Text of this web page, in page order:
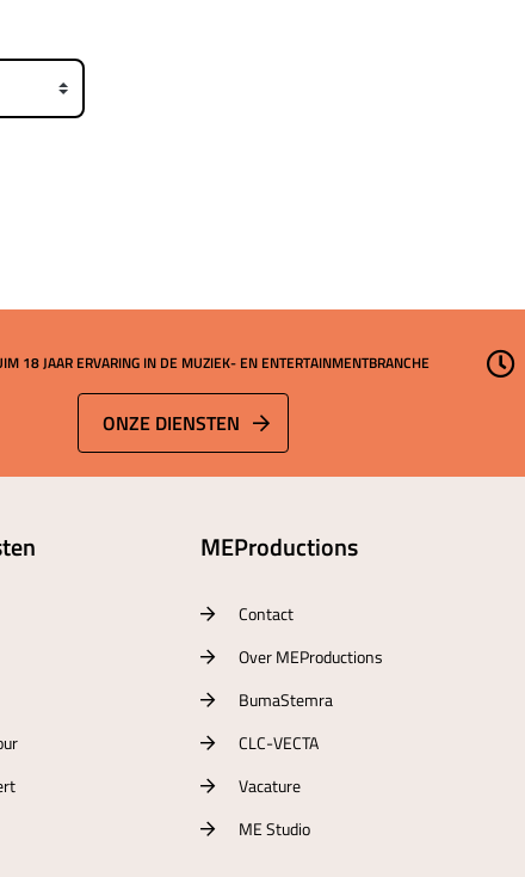
18 JAAR ERVARING IN DE MUZIEK- EN ENTERTAINMENTBRANCHE
ONZE DIENSTEN
MEProductions
Contact
Over MEProductions
BumaStemra
CLC-VECTA
Vacature
ME Studio